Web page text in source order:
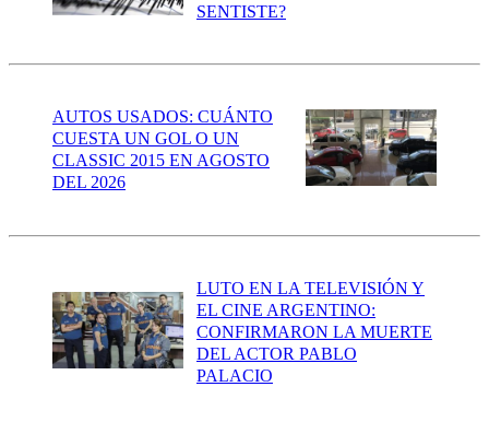
SENTISTE?
AUTOS USADOS: CUÁNTO
CUESTA UN GOL O UN
CLASSIC 2015 EN AGOSTO
DEL 2026
LUTO EN LA TELEVISIÓN Y
EL CINE ARGENTINO:
CONFIRMARON LA MUERTE
DEL ACTOR PABLO
PALACIO